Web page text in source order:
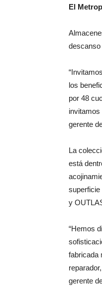
El
descanso
los
por 48
invitamos
gerente
La
está
superficie
y
“Hemos
fabricada
gerente